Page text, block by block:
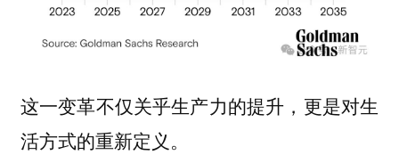
这一变革不仅关乎生产力的提升，更是对生
活方式的重新定义。